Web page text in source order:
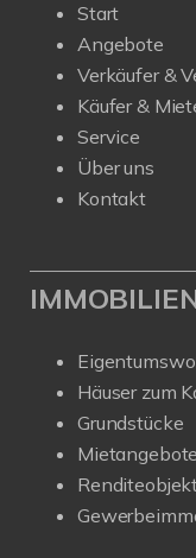
Start
Angebote
Verkäufer &
Käufer &
Service
Über uns
Kontakt
Häuser zum
Grundstücke
Mietangebote